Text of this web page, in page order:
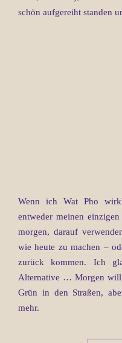
schön aufgereiht standen
Wenn ich Wat Pho
entweder meinen
morgen, darauf
wie heute zu machen –
zurück kommen. Ich
Alternative … Morgen will
Grün in den Straßen,
mehr.